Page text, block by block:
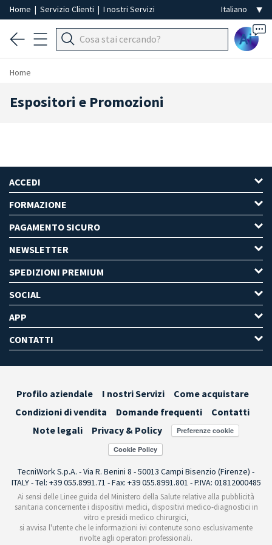
Home | Servizio Clienti | I nostri Servizi
Ai
Home
Espositori e Promozioni
ACCEDI
FORMAZIONE
PAGAMENTO SICURO
NEWSLETTER
SPEDIZIONI PREMIUM
SOCIAL
APP
CONTATTI
Profilo aziendale I nostri Servizi
Come acquistare
Condizioni di vendita
Domande frequenti
Contatti
Note legali
Privacy & Policy Preferenze cookie
TecniWork S.p.A. - Via R. Benini 8 - 50013 Campi Bisenzio (Firenze) -
ITALY - Tel: +39 055.8991.71 - Fax: +39 055.8991.801 - P.IVA: 01812000485
Ai sensi delle Linee guida del Ministero della Salute relative alla pubblicità
sanitaria concernente i dispositivi medici, dispositivi medico-diagnostici in
vitro e presidi medico chirurgici,
si avvisa l'utente che le informazioni ivi contenute sono esclusivamente
rivolte agli operatori professionali.